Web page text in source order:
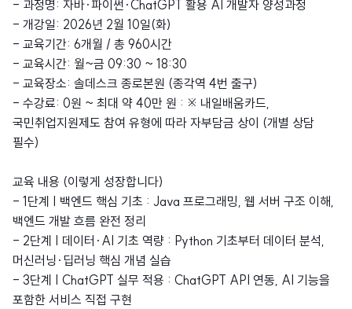
- 과정명: 자바·파이썬·ChatGPT 활용 AI 개발자 양성과정
- 개강일: 2026년 2월 10일(화)
- 교육기간: 6개월 / 총 960시간
- 교육시간: 월~금 09:30 ~ 18:30
- 교육장소: 솔데스크 종로본원 (종각역 4번 출구)
- 수강료: 0원 ~ 최대 약 40만 원 : ※ 내일배움카드,
국민취업지원제도 참여 유형에 따라 자부담금 상이 (개별 상담
필수)
교육 내용 (이렇게 성장합니다)
- 1단계 | 백엔드 핵심 기초 : Java 프로그래밍, 웹 서버 구조 이해,
백엔드 개발 흐름 완전 정리
- 2단계 | 데이터·AI 기초 역량 : Python 기초부터 데이터 분석,
머신러닝·딥러닝 핵심 개념 실습
- 3단계 | ChatGPT 실무 적용 : ChatGPT API 연동, AI 기능을
포함한 서비스 직접 구현